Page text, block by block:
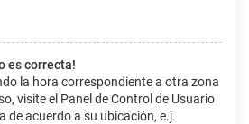
es correcta!
la hora correspondiente a otra zona
visite el Panel de Control de Usuario
de acuerdo a su ubicación, e.j.